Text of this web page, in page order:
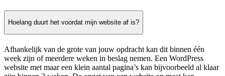
Hoelang duurt het voordat mijn website af is?
Afhankelijk van de grote van jouw opdracht kan dit binnen één
week zijn of meerdere weken in beslag nemen. Een WordPress
website met maar een klein aantal pagina’s kan bijvoorbeeld al klaar